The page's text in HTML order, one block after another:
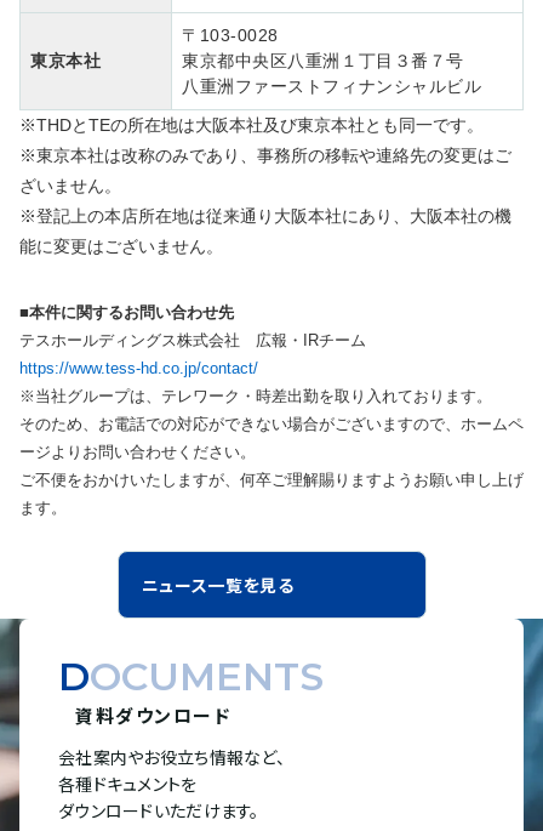
東京本社
〒103-0028
東京都中央区八重洲１丁目３番７号
八重洲ファーストフィナンシャルビル
※THDとTEの所在地は大阪本社及び東京本社とも同一です。
※東京本社は改称のみであり、事務所の移転や連絡先の変更はご
ざいません。
※登記上の本店所在地は従来通り大阪本社にあり、大阪本社の機
能に変更はございません。
■本件に関するお問い合わせ先
テスホールディングス株式会社 広報・IRチーム
https://www.tess-hd.co.jp/contact/
※当社グループは、テレワーク・時差出勤を取り入れております。
そのため、お電話での対応ができない場合がございますので、ホームペ
ージよりお問い合わせください。
ご不便をおかけいたしますが、何卒ご理解賜りますようお願い申し上げ
ます。
ニュース一覧を見る
DOCUMENTS
資料ダウンロード
会社案内やお役立ち情報など、
各種ドキュメントを
ダウンロードいただけます。